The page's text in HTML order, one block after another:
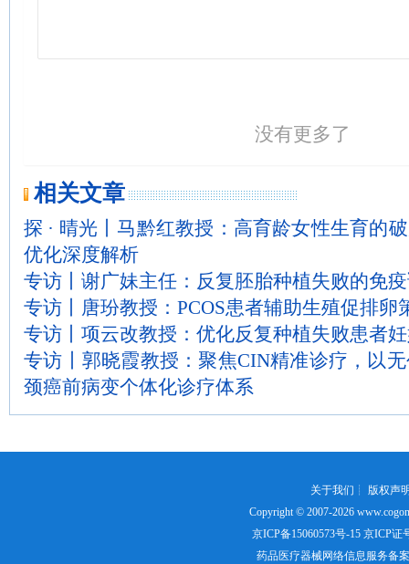
没有更多了
相关文章
探 · 晴光丨马黔红教授：高育龄女性生育的
优化深度解析
专访丨谢广妹主任：反复胚胎种植失败的免
专访丨唐玢教授：PCOS患者辅助生殖促排卵
专访丨项云改教授：优化反复种植失败患者
专访丨郭晓霞教授：聚焦CIN精准诊疗，以
颈癌前病变个体化诊疗体系
关于我们 ┊ 版权声
Copyright © 2007-2026
京ICP备15060573号-15京ICP证
药品医疗器械网络信息服务备